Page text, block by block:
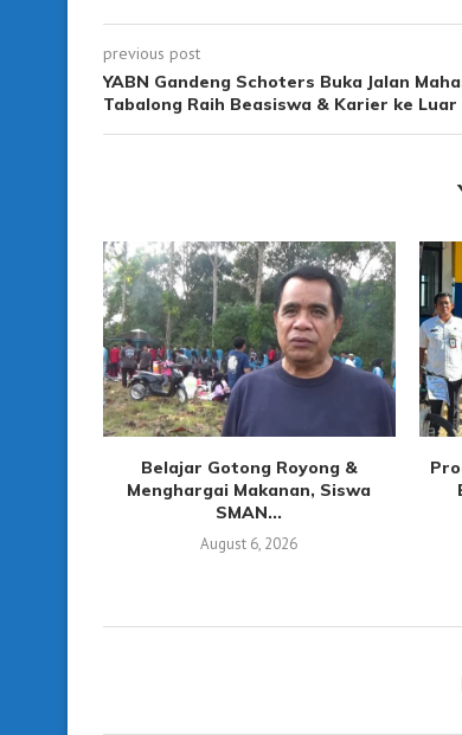
previous post
YABN Gandeng Schoters Buka Jalan
Tabalong Raih Beasiswa & Karier ke
Belajar Gotong Royong &
Menghargai Makanan, Siswa
SMAN...
August 6, 2026